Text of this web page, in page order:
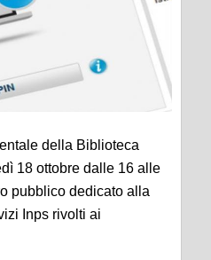
della Biblioteca
18 ottobre dalle 16 alle
pubblico dedicato alla
Inps rivolti ai